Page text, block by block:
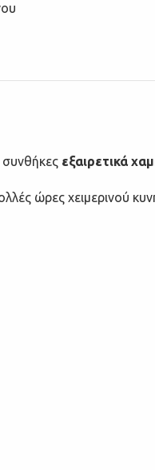
συνθήκες εξαιρετικά
ώρες χειμερινού